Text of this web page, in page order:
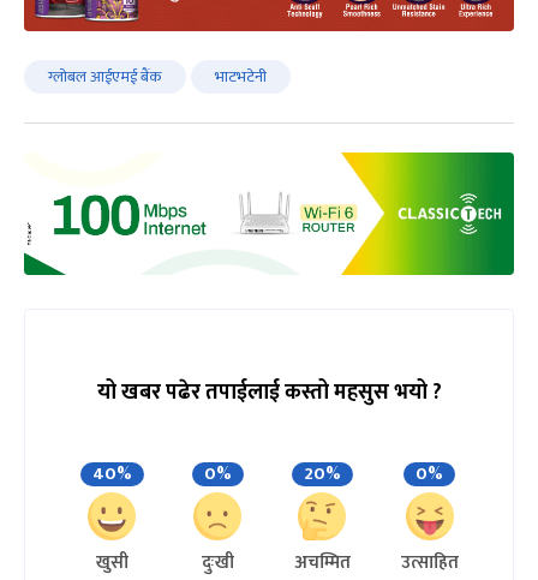
ग्लोबल आईएमई बैंक भाटभटेनी
यो खबर पढेर तपाईलाई कस्तो महसुस भयो ?
40%
खुसी
0%
दुःखी
20%
अचम्मित
0%
उत्साहित